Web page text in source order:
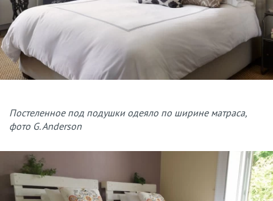
Постеленное под подушки одеяло по ширине матраса,
фото G. Anderson